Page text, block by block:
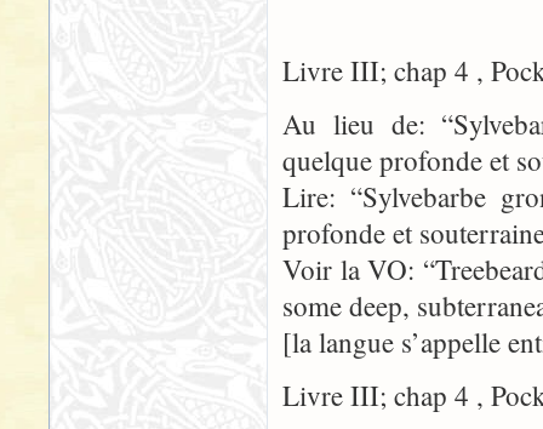
Livre III; chap 4 ,
Au lieu de:
quelque profonde et
Lire: “Sylvebarbe
profonde et
Voir la VO:
some deep,
[la langue s’appelle
Livre III; chap 4 ,